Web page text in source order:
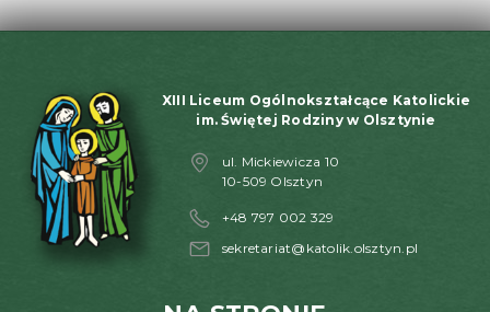
XIII Liceum Ogólnokształcące Katolickie
im. Świętej Rodziny w Olsztynie
ul. Mickiewicza 10
10-509 Olsztyn
+48 797 002 329
sekretariat@katolik.olsztyn.pl